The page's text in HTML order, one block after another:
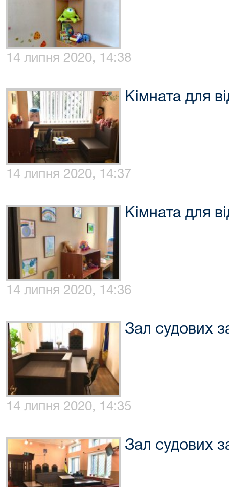
14 липня 2020, 14:38
Кімната для
14 липня 2020, 14:37
Кімната для
14 липня 2020, 14:36
Зал судових
14 липня 2020, 14:35
Зал судових